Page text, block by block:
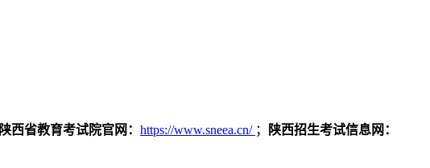
陕西省教育考试院官网： https://www.sneea.cn/ ；
陕西招生考试信息网：